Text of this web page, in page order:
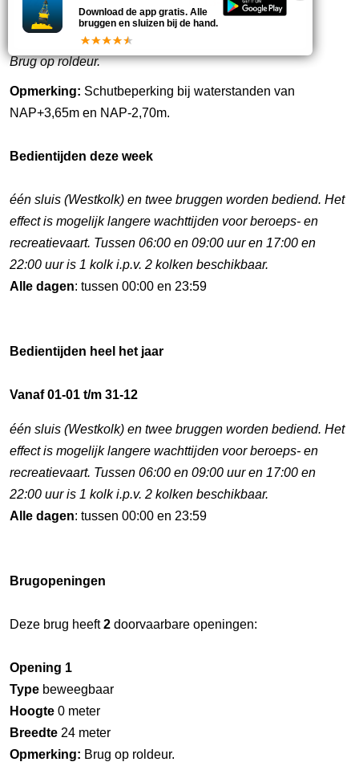
Brug op roldeur.
Opmerking: Schutbeperking bij waterstanden van
NAP+3,65m en NAP-2,70m.
Bedientijden deze week
één sluis (Westkolk) en twee bruggen worden bediend. Het
effect is mogelijk langere wachttijden voor beroeps- en
recreatievaart. Tussen 06:00 en 09:00 uur en 17:00 en
22:00 uur is 1 kolk i.p.v. 2 kolken beschikbaar.
Alle dagen: tussen 00:00 en 23:59
Bedientijden heel het jaar
Vanaf 01-01 t/m 31-12
één sluis (Westkolk) en twee bruggen worden bediend. Het
effect is mogelijk langere wachttijden voor beroeps- en
recreatievaart. Tussen 06:00 en 09:00 uur en 17:00 en
22:00 uur is 1 kolk i.p.v. 2 kolken beschikbaar.
Alle dagen: tussen 00:00 en 23:59
Brugopeningen
Deze brug heeft2 doorvaarbare openingen:
Opening 1
Type beweegbaar
Hoogte 0 meter
Breedte 24 meter
Opmerking: Brug op roldeur.
Download de app gratis. Alle
bruggen en sluizen bij de hand.